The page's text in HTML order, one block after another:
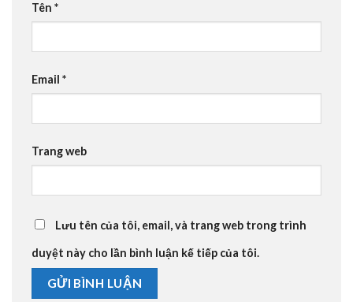
Tên *
Email *
Trang web
Lưu tên của tôi, email, và trang web trong trình
duyệt này cho lần bình luận kế tiếp của tôi.